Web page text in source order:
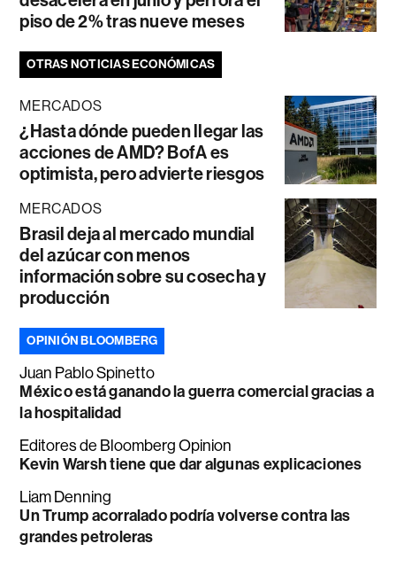
piso de 2% tras nueve meses
OTRAS NOTICIAS ECONÓMICAS
MERCADOS
¿Hasta dónde pueden llegar las
acciones de AMD? BofA es
optimista, pero advierte riesgos
MERCADOS
Brasil deja al mercado mundial
del azúcar con menos
información sobre su cosecha y
producción
OPINIÓN BLOOMBERG
Juan Pablo Spinetto
México está ganando la guerra comercial gracias a
la hospitalidad
Editores de Bloomberg Opinion
Kevin Warsh tiene que dar algunas explicaciones
Liam Denning
Un Trump acorralado podría volverse contra las
grandes petroleras